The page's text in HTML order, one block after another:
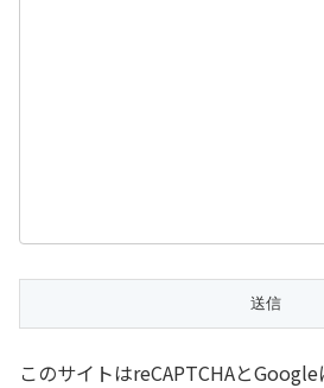
このサイトはreCAPTCHAと